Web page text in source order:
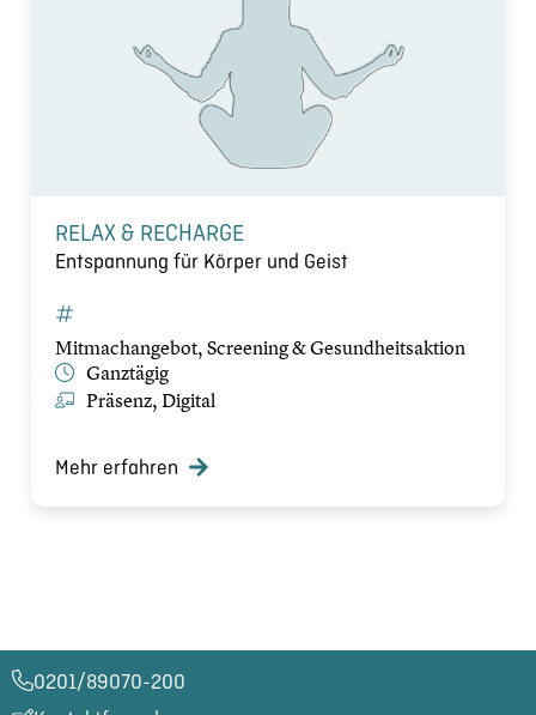
RELAX & RECHARGE
Entspannung für Körper und Geist
Mitmachangebot, Screening & Gesundheitsaktion
Ganztägig
Präsenz, Digital
Mehr erfahren
0201/89070-200​